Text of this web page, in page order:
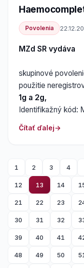
Povolenia
MZd SR vydáva
skupinové
použitie
1g a 2g,
Identifikažný kód:
Čítať ďalej
1 2 3 4
12 13 14
21 22 23
30 31 32
39 40 41
48 49 50